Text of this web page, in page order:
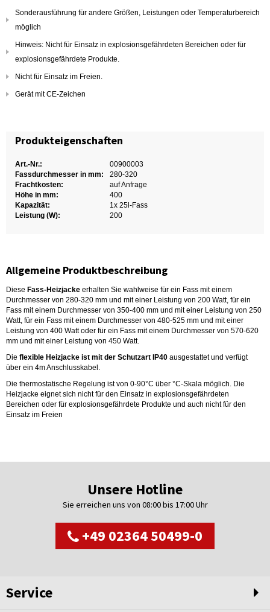
Sonderausführung für andere Größen, Leistungen oder Temperaturbereich
möglich
Hinweis: Nicht für Einsatz in explosionsgefährdeten Bereichen oder für
explosionsgefährdete Produkte.
Nicht für Einsatz im Freien.
Gerät mit CE-Zeichen
Produkteigenschaften
Art.-Nr.:
00900003
Fassdurchmesser in mm:
280-320
Frachtkosten:
auf Anfrage
Höhe in mm:
400
Kapazität:
1x 25l-Fass
Leistung (W):
200
Allgemeine Produktbeschreibung
Diese Fass-Heizjacke erhalten Sie wahlweise für ein Fass mit einem
Durchmesser von 280-320 mm und mit einer Leistung von 200 Watt, für ein
Fass mit einem Durchmesser von 350-400 mm und mit einer Leistung von 250
Watt, für ein Fass mit einem Durchmesser von 480-525 mm und mit einer
Leistung von 400 Watt oder für ein Fass mit einem Durchmesser von 570-620
mm und mit einer Leistung von 450 Watt.
Die flexible Heizjacke ist mit der Schutzart IP40 ausgestattet und verfügt
über ein 4m Anschlusskabel.
Die thermostatische Regelung ist von 0-90°C über °C-Skala möglich. Die
Heizjacke eignet sich nicht für den Einsatz in explosionsgefährdeten
Bereichen oder für explosionsgefährdete Produkte und auch nicht für den
Einsatz im Freien
Unsere Hotline
Sie erreichen uns von 08:00 bis 17:00 Uhr
+49 02364 50499-0
Service